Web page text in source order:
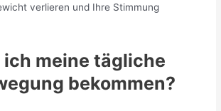
verlieren und Ihre Stimmung
ich meine tägliche
bekommen?